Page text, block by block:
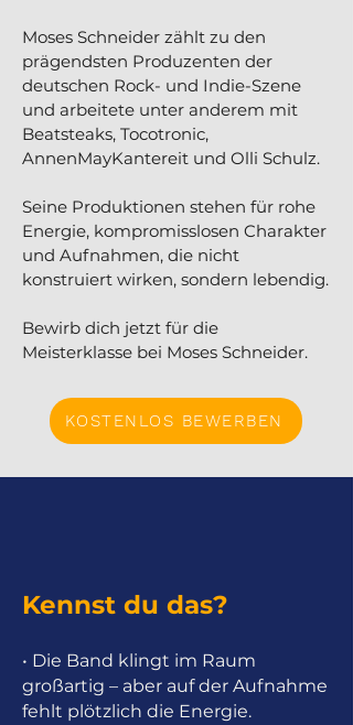
Moses Schneider zählt zu den
prägendsten Produzenten der
deutschen Rock- und Indie-Szene
und arbeitete unter anderem mit
Beatsteaks, Tocotronic,
AnnenMayKantereit und Olli Schulz.
Seine Produktionen stehen für rohe
Energie, kompromisslosen Charakter
und Aufnahmen, die nicht
konstruiert wirken, sondern lebendig.
Bewirb dich jetzt für die
Meisterklasse bei Moses Schneider.
KOSTENLOS BEWERBEN
Kennst du das?
• Die Band klingt im Raum
großartig – aber auf der Aufnahme
fehlt plötzlich die Energie.